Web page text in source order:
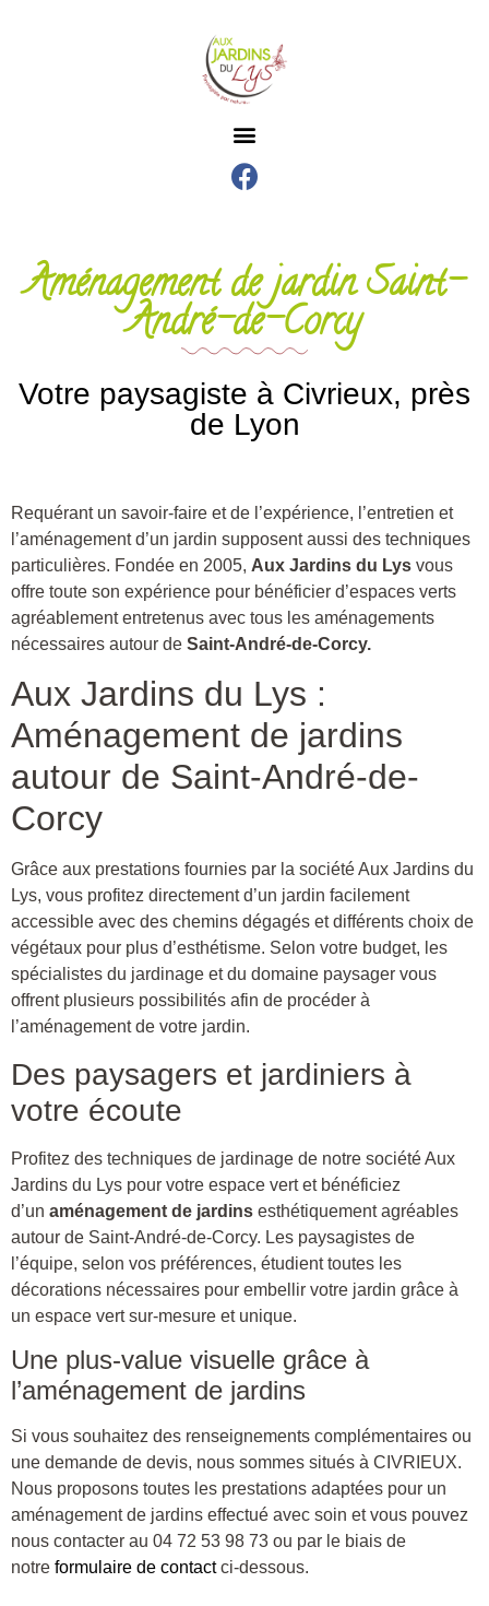
Aménagement de jardin Saint-
André-de-Corcy
Votre paysagiste à Civrieux, près
de Lyon
Requérant un savoir-faire et de l’expérience, l’entretien et
l’aménagement d’un jardin supposent aussi des techniques
particulières. Fondée en 2005, Aux Jardins du Lys vous
offre toute son expérience pour bénéficier d’espaces verts
agréablement entretenus avec tous les aménagements
nécessaires autour de Saint-André-de-Corcy.
Aux Jardins du Lys :
Aménagement de jardins
autour de Saint-André-de-
Corcy
Grâce aux prestations fournies par la société Aux Jardins du
Lys, vous profitez directement d’un jardin facilement
accessible avec des chemins dégagés et différents choix de
végétaux pour plus d’esthétisme. Selon votre budget, les
spécialistes du jardinage et du domaine paysager vous
offrent plusieurs possibilités afin de procéder à
l’aménagement de votre jardin.
Des paysagers et jardiniers à
votre écoute
Profitez des techniques de jardinage de notre société Aux
Jardins du Lys pour votre espace vert et bénéficiez
d’un aménagement de jardins esthétiquement agréables
autour de Saint-André-de-Corcy. Les paysagistes de
l’équipe, selon vos préférences, étudient toutes les
décorations nécessaires pour embellir votre jardin grâce à
un espace vert sur-mesure et unique.
Une plus-value visuelle grâce à
l’aménagement de jardins
Si vous souhaitez des renseignements complémentaires ou
une demande de devis, nous sommes situés à CIVRIEUX.
Nous proposons toutes les prestations adaptées pour un
aménagement de jardins effectué avec soin et vous pouvez
nous contacter au 04 72 53 98 73 ou par le biais de
notre formulaire de contactci-dessous.